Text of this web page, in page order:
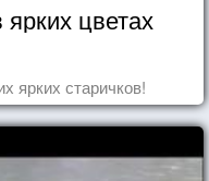
цветах
ярких старичков!